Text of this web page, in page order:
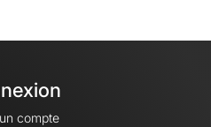
compte